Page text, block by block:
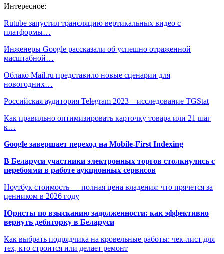
Интересное:
Rutube запустил трансляцию вертикальных видео с
платформы…
Инженеры Google рассказали об успешно отраженной
масштабной…
Облако Mail.ru представило новые сценарии для
новогодних…
Российская аудитория Telegram 2023 – исследование TGStat
Как правильно оптимизировать карточку товара или 21 шаг
к…
Google завершает переход на Mobile-First Indexing
В Беларуси участники электронных торгов столкнулись с
перебоями в работе аукционных сервисов
Ноутбук стоимость — полная цена владения: что прячется за
ценником в 2026 году
Юристы по взысканию задолженности: как эффективно
вернуть дебиторку в Беларуси
Как выбрать подрядчика на кровельные работы: чек-лист для
тех, кто строится или делает ремонт